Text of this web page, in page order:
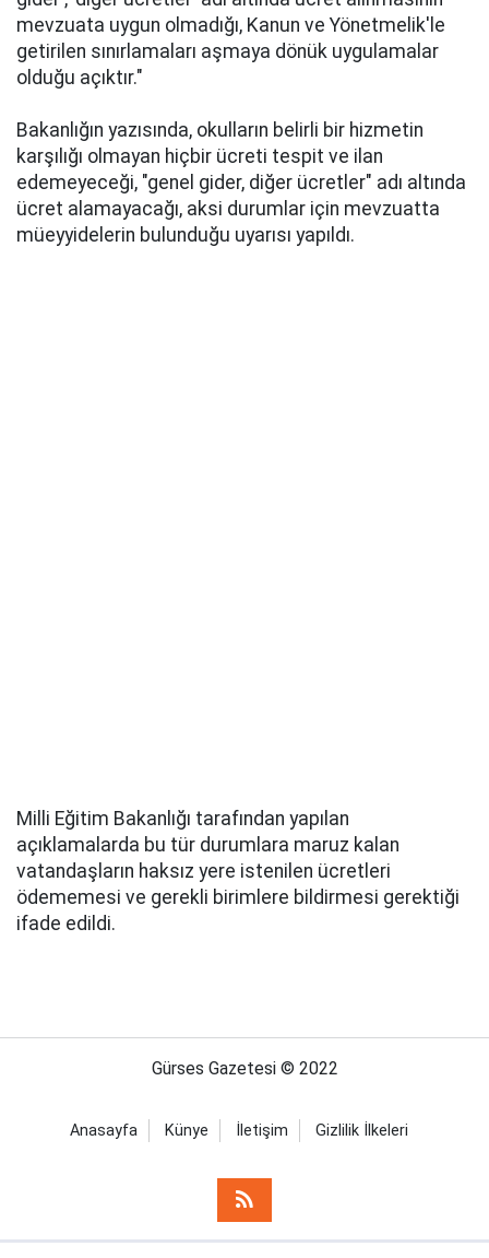
mevzuata uygun olmadığı, Kanun ve Yönetmelik'le
getirilen sınırlamaları aşmaya dönük uygulamalar
olduğu açıktır."
Bakanlığın yazısında, okulların belirli bir hizmetin
karşılığı olmayan hiçbir ücreti tespit ve ilan
edemeyeceği, "genel gider, diğer ücretler" adı altında
ücret alamayacağı, aksi durumlar için mevzuatta
müeyyidelerin bulunduğu uyarısı yapıldı.
Milli Eğitim Bakanlığı tarafından yapılan
açıklamalarda bu tür durumlara maruz kalan
vatandaşların haksız yere istenilen ücretleri
ödememesi ve gerekli birimlere bildirmesi gerektiği
ifade edildi.
Gürses Gazetesi © 2022
Anasayfa Künye İletişim Gizlilik İlkeleri